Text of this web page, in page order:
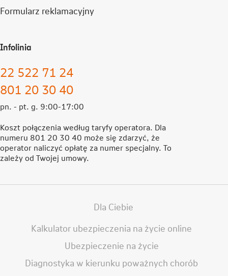
Formularz reklamacyjny
Infolinia
22 522 71 24
801 20 30 40
pn. - pt. g. 9:00-17:00
Koszt połączenia według taryfy operatora. Dla
numeru 801 20 30 40 może się zdarzyć, że
operator naliczyć opłatę za numer specjalny. To
zależy od Twojej umowy.
Dla Ciebie
Kalkulator ubezpieczenia na życie online
Ubezpieczenie na życie
Diagnostyka w kierunku poważnych chorób